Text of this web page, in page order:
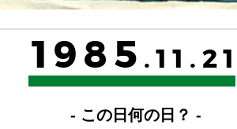
1985
- この日何の日？ -